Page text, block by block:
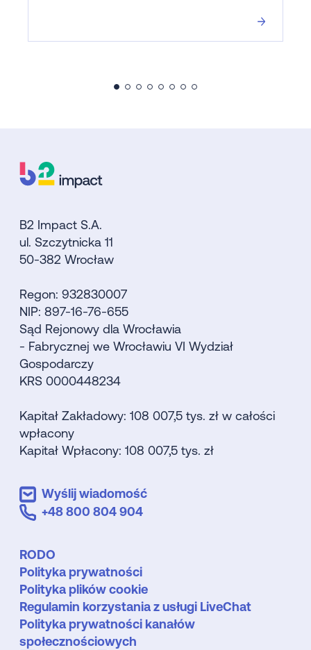
B2 Impact S.A.
ul. Szczytnicka 11
50-382 Wrocław
Regon: 932830007
NIP: 897-16-76-655
Sąd Rejonowy dla Wrocławia
- Fabrycznej we Wrocławiu VI Wydział
Gospodarczy
KRS 0000448234
Kapitał Zakładowy: 108 007,5 tys. zł w całości
wpłacony
Kapitał Wpłacony: 108 007,5 tys. zł
Wyślij wiadomość
+48 800 804 904
RODO
Polityka prywatności
Polityka plików cookie
Regulamin korzystania z usługi LiveChat
Polityka prywatności kanałów
społecznościowych